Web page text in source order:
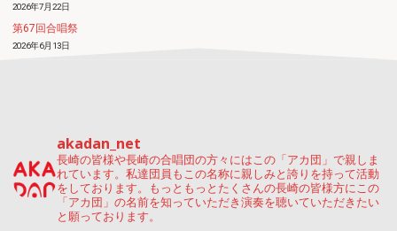
2026年7月22日
第67回合唱祭
2026年6月13日
akadan_net
長崎の皆様や長崎の合唱団の方々にはこの「アカ団」で親しま
れています。私達団員もこの名称に親しみと誇りを持って活動
をしております。もっともっとたくさんの長崎の皆様方にこの
「アカ団」の名前を知っていただき演奏を聴いていただきたい
と願っております。